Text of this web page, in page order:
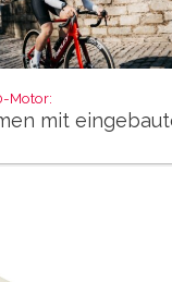
Motor:
mit